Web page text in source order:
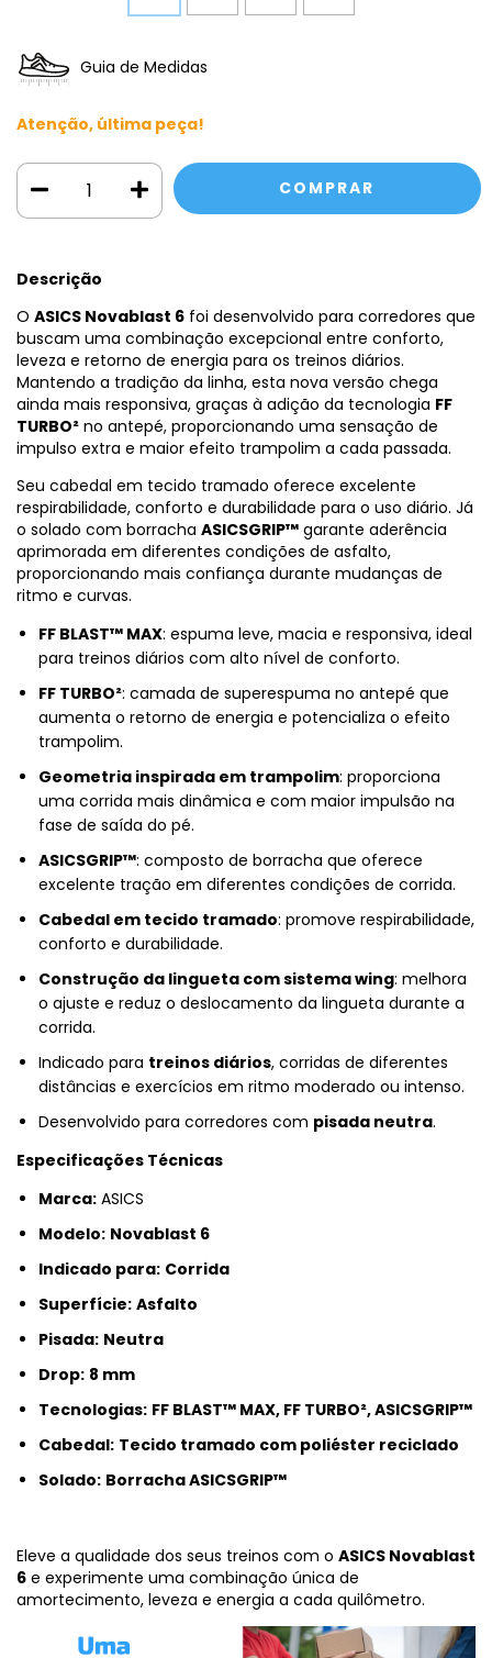
Guia de Medidas
Atenção, última peça!
Descrição
O ASICS Novablast 6 foi desenvolvido para corredores que
buscam uma combinação excepcional entre conforto,
leveza e retorno de energia para os treinos diários.
Mantendo a tradição da linha, esta nova versão chega
ainda mais responsiva, graças à adição da tecnologia FF
TURBO² no antepé, proporcionando uma sensação de
impulso extra e maior efeito trampolim a cada passada.
Seu cabedal em tecido tramado oferece excelente
respirabilidade, conforto e durabilidade para o uso diário. J
o solado com borracha ASICSGRIP™ garante aderência
aprimorada em diferentes condições de asfalto,
proporcionando mais confiança durante mudanças de
ritmo e curvas.
FF BLAST™ MAX: espuma leve, macia e responsiva, ideal
para treinos diários com alto nível de conforto.
FF TURBO²: camada de superespuma no antepé que
aumenta o retorno de energia e potencializa o efeito
trampolim.
Geometria inspirada em trampolim: proporciona
uma corrida mais dinâmica e com maior impulsão na
fase de saída do pé.
ASICSGRIP™: composto de borracha que oferece
excelente tração em diferentes condições de corrida.
Cabedal em tecido tramado: promove respirabilidade,
conforto e durabilidade.
Construção da lingueta com sistema wing: melhora
o ajuste e reduz o deslocamento da lingueta durante a
corrida.
Indicado para treinos diários, corridas de diferentes
distâncias e exercícios em ritmo moderado ou intenso.
Desenvolvido para corredores com pisada neutra.
Especificações Técnicas
Marca: ASICS
Modelo: Novablast 6
Indicado para: Corrida
Superfície: Asfalto
Pisada: Neutra
Drop: 8 mm
Tecnologias: FF BLAST™ MAX, FF TURBO², ASICSGRIP™
Cabedal: Tecido tramado com poliéster reciclado
Solado: Borracha ASICSGRIP™
Eleve a qualidade dos seus treinos com o ASICS Novablast
6 e experimente uma combinação única de
amortecimento, leveza e energia a cada quilômetro.